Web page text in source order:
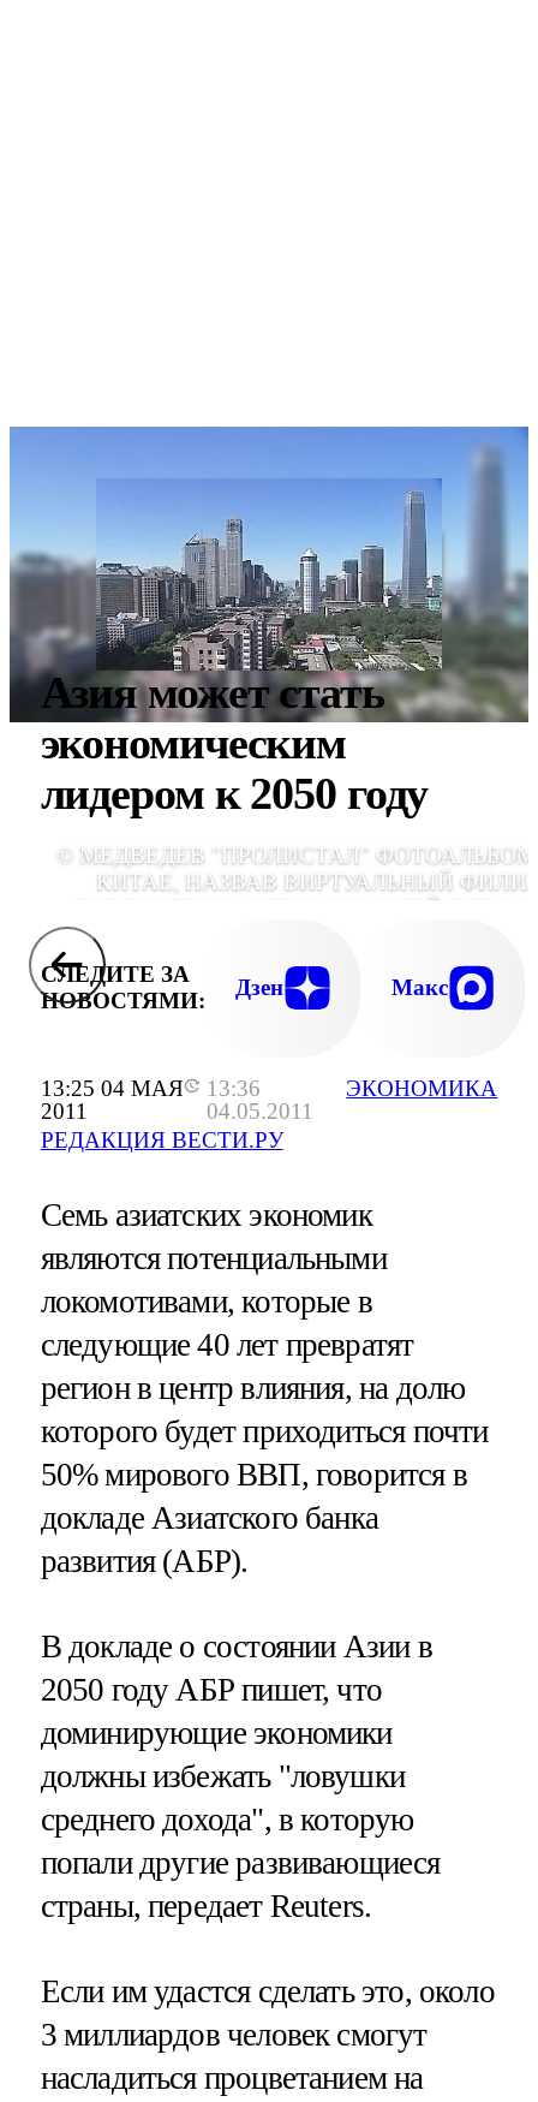
13:25 04 МАЯ
2011
13:36
04.05.2011
РЕДАКЦИЯ ВЕСТИ.РУ
ЭКОНОМИКА
Азия может стать
экономическим
лидером к 2050 году
© МЕДВЕДЕВ "ПРОЛИСТАЛ"
КИТАЕ, НАЗВАВ ВИРТУАЛЬНЫЙ
БИБЛИОТЕКИ "ОЧЕНЬ ХОРОШЕЙ
СЛЕДИТЕ ЗА
НОВОСТЯМИ:
Дзен Макс
Семь азиатских экономик
являются потенциальными
локомотивами, которые в
следующие 40 лет превратят
регион в центр влияния, на долю
которого будет приходиться почти
50% мирового ВВП, говорится в
докладе Азиатского банка
развития (АБР).
В докладе о состоянии Азии в
2050 году АБР пишет, что
доминирующие экономики
должны избежать "ловушки
среднего дохода", в которую
попали другие развивающиеся
страны, передает Reuters.
Если им удастся сделать это, около
3 миллиардов человек смогут
насладиться процветанием на